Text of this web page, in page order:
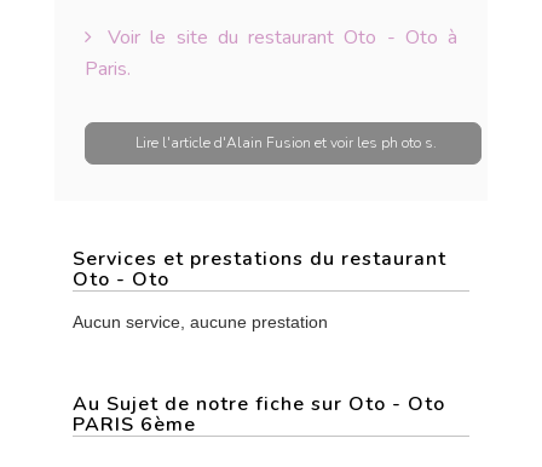
Voir le site du restaurant Oto - Oto à
Paris.
Lire l'article d'Alain Fusion et voir les ph oto s.
Services et prestations du restaurant
Oto - Oto
Aucun service, aucune prestation
Au Sujet de notre fiche sur Oto - Oto
PARIS 6ème